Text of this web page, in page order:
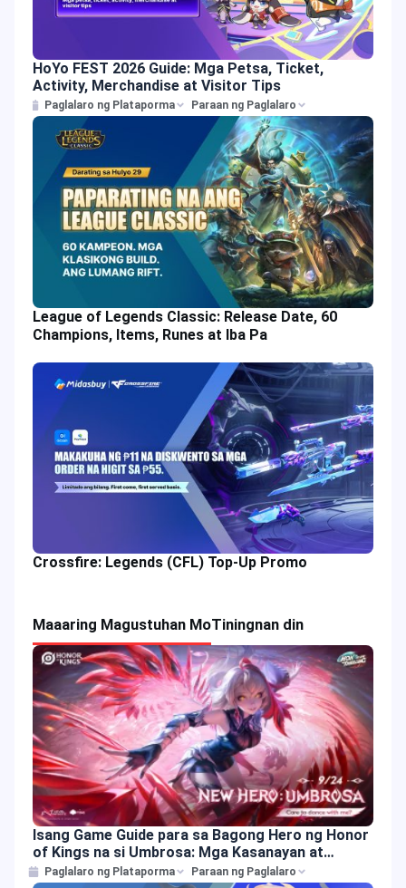
HoYo FEST 2026 Guide: Mga Petsa, Ticket,
Activity, Merchandise at Visitor Tips
Paglalaro ng Plataporma Paraan ng Paglalaro
League of Legends Classic: Release Date, 60
Champions, Items, Runes at Iba Pa
Crossfire: Legends (CFL) Top-Up Promo
Maaaring Magustuhan MoTiningnan din
Isang Game Guide para sa Bagong Hero ng Honor
of Kings na si Umbrosa: Mga Kasanayan at
Rewards
Paglalaro ng Plataporma Paraan ng Paglalaro